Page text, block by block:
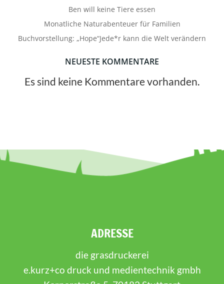
Ben will keine Tiere essen
Monatliche Naturabenteuer für Familien
Buchvorstellung: „Hope“Jede*r kann die Welt verändern
NEUESTE KOMMENTARE
Es sind keine Kommentare vorhanden.
ADRESSE
die grasdruckerei
e.kurz+co druck und medientechnik gmbh